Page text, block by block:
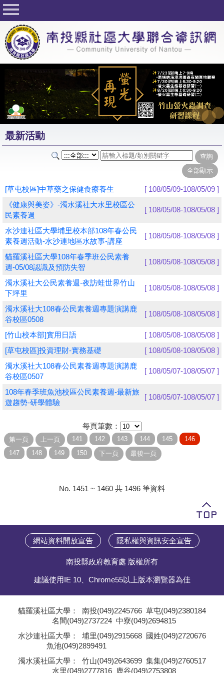
回首頁
關於社大
公佈欄
行事曆
最新活動
活動花絮
課程一覽表
志工與社團
友站連結
網路選課
學員專區
教師專區
評委專區
校務行政
最新活動
[草屯校區]中草藥之保健食療養生
[ 108/05/09-108/05/09 ]
《健康與美姿》-濁水溪社大水里校區公
民素養週
[ 108/05/08-108/05/08 ]
水沙連社區大學埔里校本部108年春公民
素養週活動-水沙連地區水故事-講座
[ 108/05/08-108/05/08 ]
貓羅溪社區大學108年春季班公民素養
週-05/08認識及預防失智
[ 108/05/08-108/05/08 ]
濁水溪社大公民素養週-夜訪蛙世界竹山
下坪里
[ 108/05/08-108/05/08 ]
濁水溪社大108春公民素養週專題演講鹿
谷校區0508
[ 108/05/08-108/05/08 ]
[竹山校本部]實用日語
[ 108/05/08-108/05/08 ]
[草屯校區]投資理財-實務基礎
[ 108/05/08-108/05/08 ]
濁水溪社大108春公民素養週專題演講鹿
谷校區0507
[ 108/05/07-108/05/07 ]
108年春季班魚池校區公民素養週-最新旅
遊趨勢-研學體驗
[ 108/05/07-108/05/07 ]
每頁筆數：
No. 1451 ~ 1460 共 1496 筆資料
網站資料開放宣告 隱私權與資訊安全宣告
南投縣政府教育處 版權所有
建議使用IE 10、Chrome55以上版本瀏覽器為佳
貓羅溪社區大學： 南投(049)2245766 草屯(049)2380184
名間(049)2737224 中寮(049)2694815
水沙連社區大學： 埔里(049)2915668 國姓(049)2720676
魚池(049)2899491
濁水溪社區大學： 竹山(049)2643699 集集(049)2760517
水里(049)2777816 鹿谷(049)2753808